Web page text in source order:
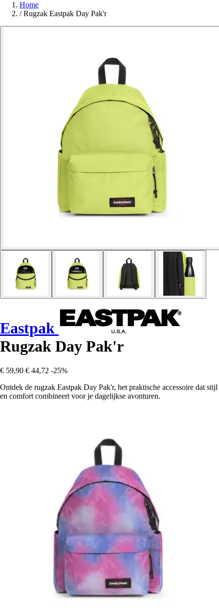
Home
/ Rugzak Eastpak Day Pak'r
Eastpak
Rugzak Day Pak'r
€ 59,90 € 44,72 -25%
Ontdek de rugzak Eastpak Day Pak'r, het praktische accessoire dat stijl
en comfort combineert voor je dagelijkse avonturen.